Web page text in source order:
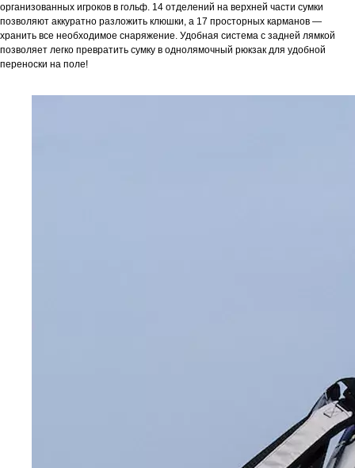
организованных игроков в гольф. 14 отделений на верхней части сумки
позволяют аккуратно разложить клюшки, а 17 просторных карманов —
хранить все необходимое снаряжение. Удобная система с задней лямкой
позволяет легко превратить сумку в однолямочный рюкзак для удобной
переноски на поле!